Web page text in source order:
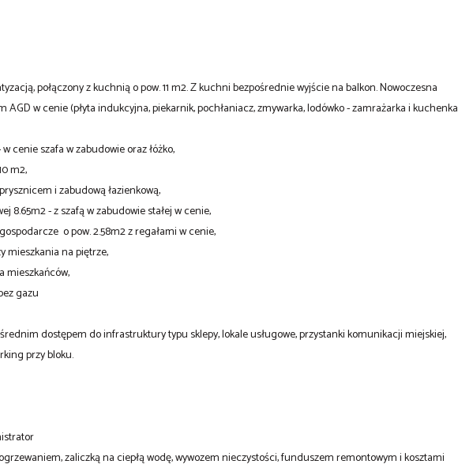
połączony z kuchnią o pow. 11 m2. Z kuchni bezpośrednie wyjście na balkon. Nowoczesna
AGD w cenie (płyta indukcyjna, piekarnik, pochłaniacz, zmywarka, lodówko - zamrażarka i kuchenka
cenie szafa w zabudowie oraz łóżko,
m2,
i zabudową łazienkową,
8.65m2 - z szafą w zabudowie stałej w cenie,
o pow. 2.58m2 z regałami w cenie,
mieszkania na piętrze,
mieszkańców,
gazu
dostępem do infrastruktury typu sklepy, lokale usługowe,przystanki komunikacji miejskiej,
przy bloku.
ogrzewaniem, zaliczką na ciepłą wodę, wywozem nieczystości, funduszem remontowym i kosztami